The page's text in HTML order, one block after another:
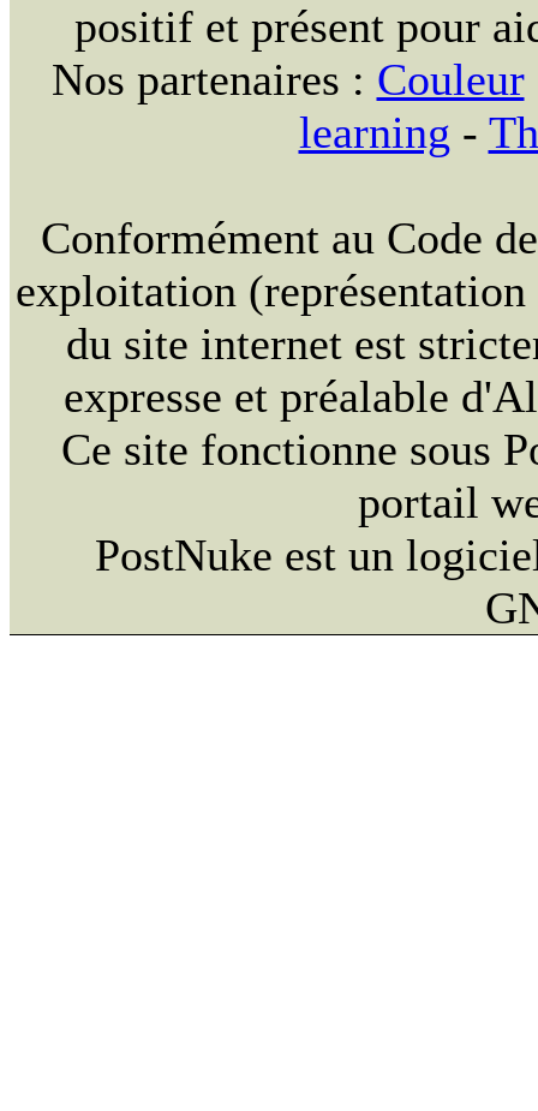
positif et présent pour
Nos partenaires : Couleur
learning -
Conformément au Code
exploitation
du site internet est
expresse et préalable
Ce site fonctionne sous
portail
PostNuke est un